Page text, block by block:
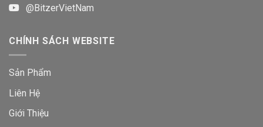
@BitzerVietNam
CHÍNH SÁCH WEBSITE
Sản Phẩm
Liên Hệ
Giới Thiệu